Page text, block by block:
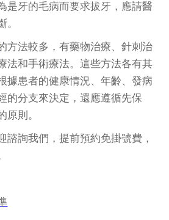
是牙的毛病而要求拔牙，應請醫
。
方法較多，有藥物治療、針刺治
法和手術療法。這些方法各有其
據患者的健康情況、年齡、發病
的分支來決定，還應遵循先保
原則。
諮詢我們，提前預約免掛號費，